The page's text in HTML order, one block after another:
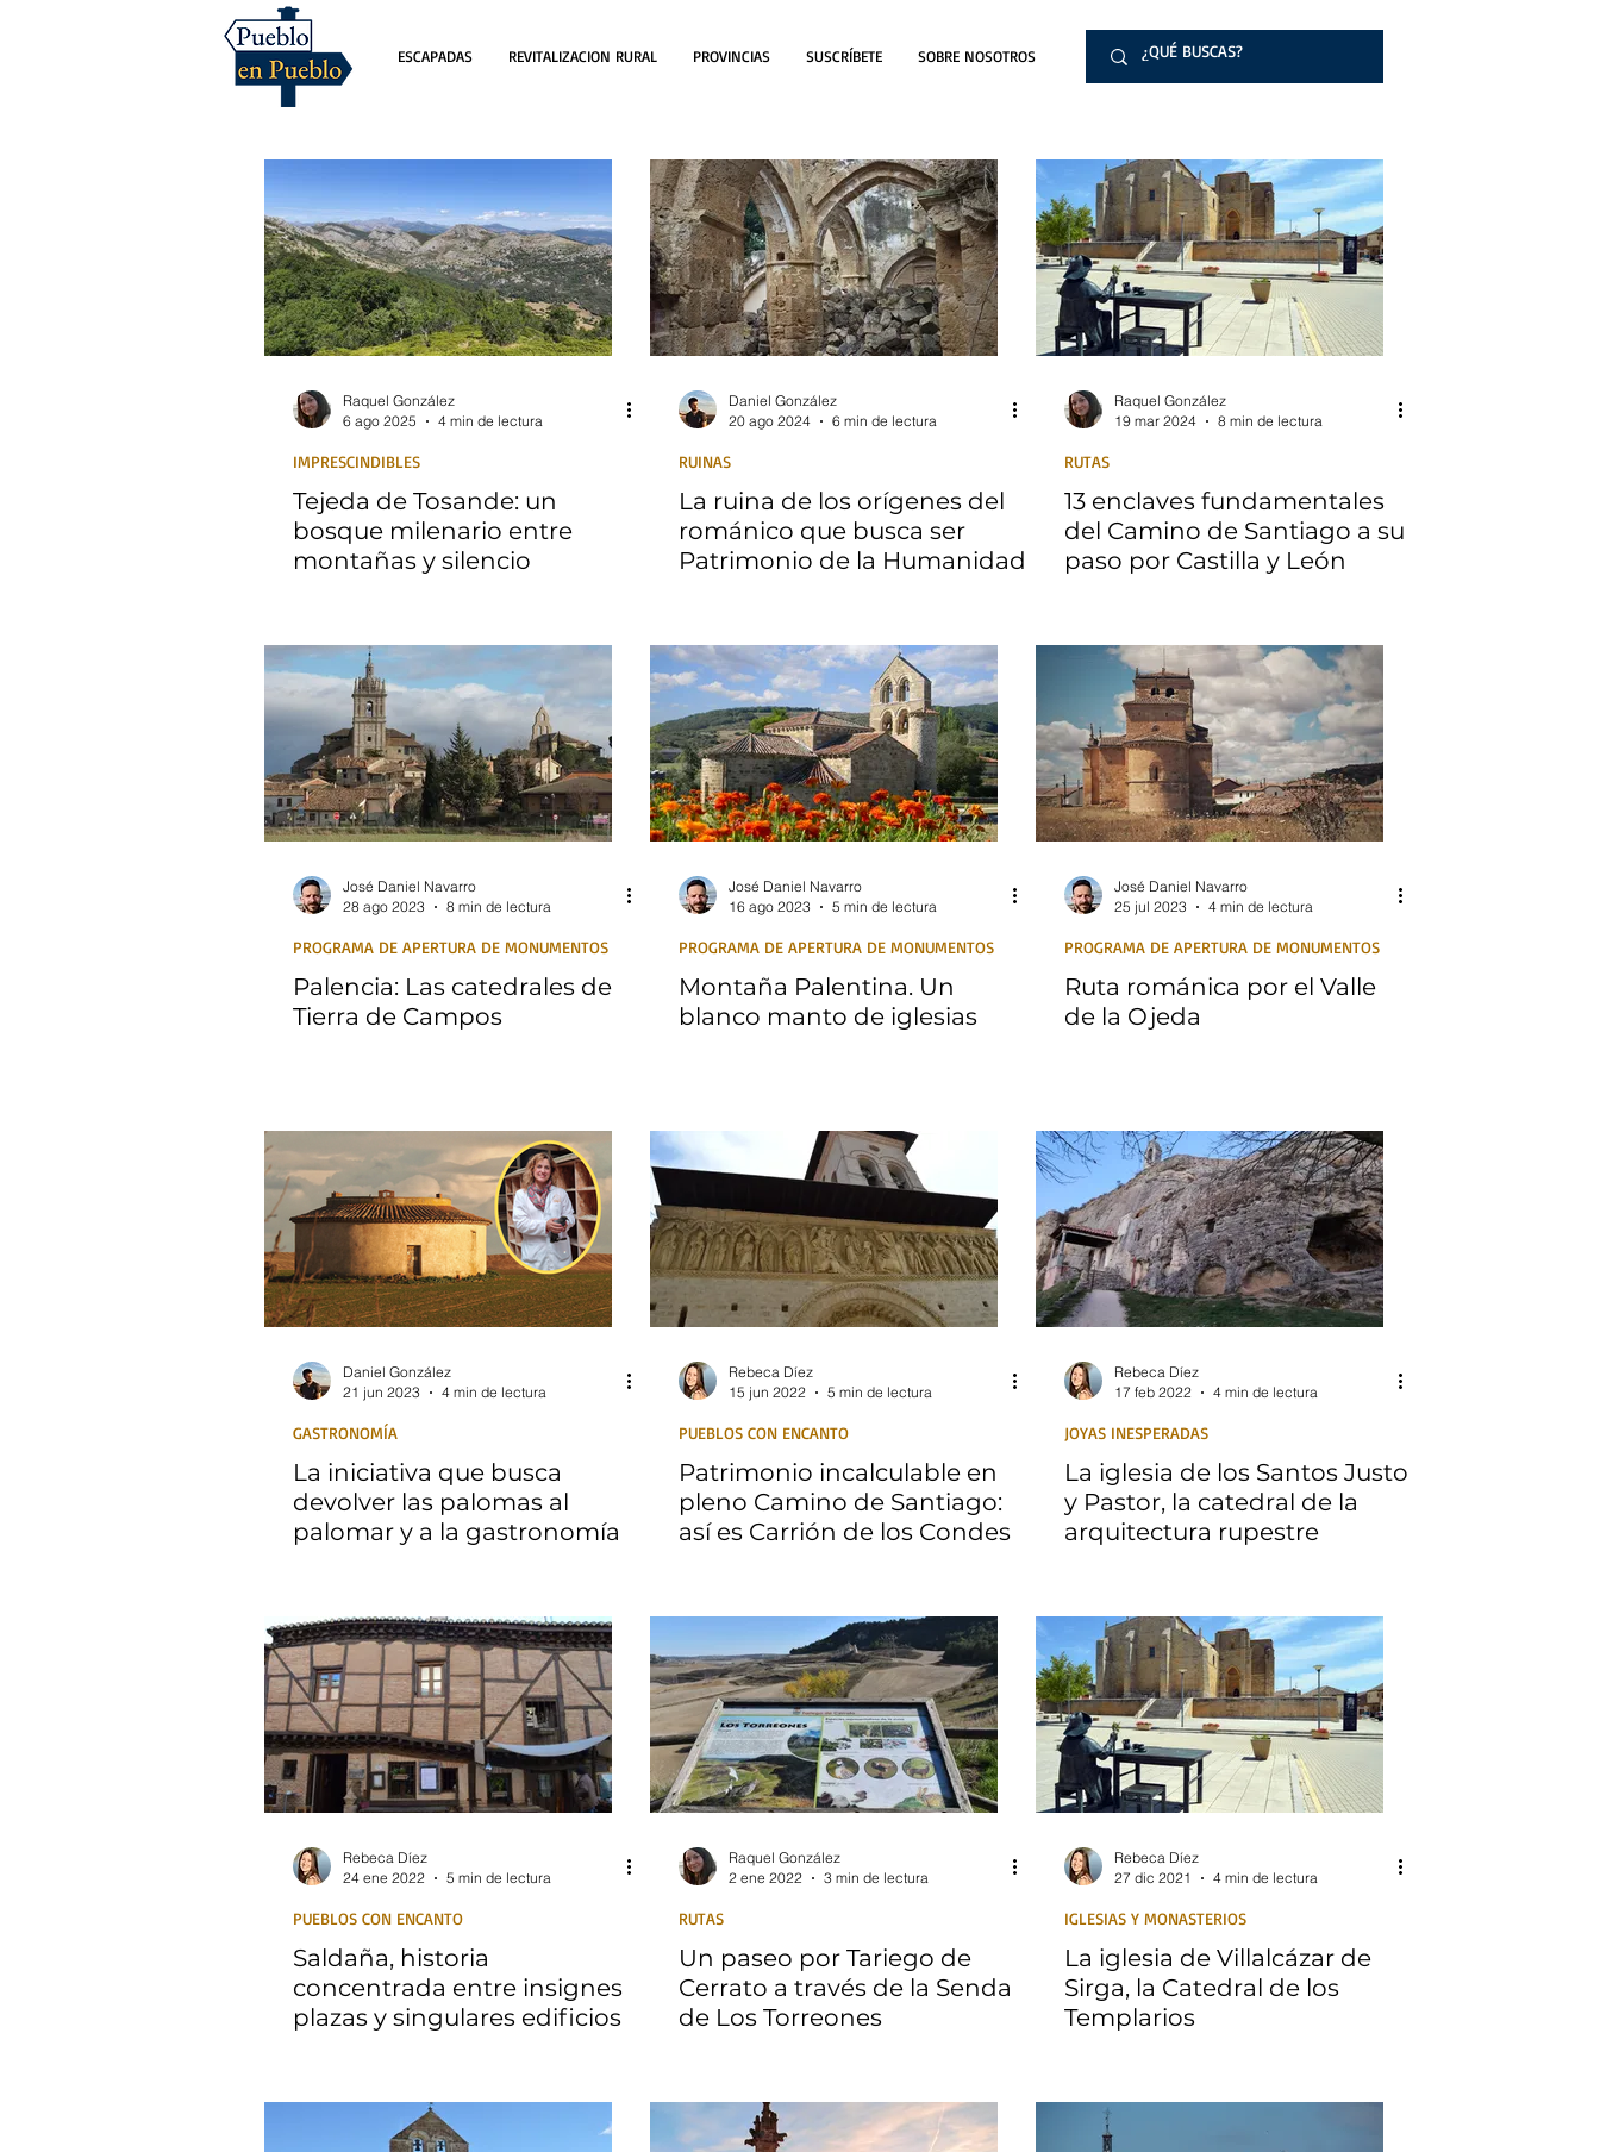
ESCAPADAS REVITALIZACION RURAL PROVINCIAS SUSCRÍBETE SOBRE NOSOTROS
Raquel González
6 ago 2025
4 min de lectura
IMPRESCINDIBLES
Tejeda de Tosande: un
bosque milenario entre
montañas y silencio
Daniel González
20 ago 2024
6 min de lectura
RUINAS
La ruina de los orígenes del
románico que busca ser
Patrimonio de la Humanidad
Raquel González
19 mar 2024
8 min de lectura
RUTAS
13 enclaves fundamentales
del Camino de Santiago a su
paso por Castilla y León
José Daniel Navarro
28 ago 2023
8 min de lectura
PROGRAMA DE APERTURA DE MONUMENTOS
Palencia: Las catedrales de
Tierra de Campos
José Daniel Navarro
16 ago 2023
5 min de lectura
PROGRAMA DE APERTURA DE MONUMENTOS
Montaña Palentina. Un
blanco manto de iglesias
José Daniel Navarro
25 jul 2023
4 min de lectura
PROGRAMA DE APERTURA DE MONUMENTOS
Ruta románica por el Valle
de la Ojeda
Daniel González
21 jun 2023
4 min de lectura
GASTRONOMÍA
La iniciativa que busca
devolver las palomas al
palomar y a la gastronomía
Rebeca Díez
15 jun 2022
5 min de lectura
PUEBLOS CON ENCANTO
Patrimonio incalculable en
pleno Camino de Santiago:
así es Carrión de los Condes
Rebeca Díez
17 feb 2022
4 min de lectura
JOYAS INESPERADAS
La iglesia de los Santos Justo
y Pastor, la catedral de la
arquitectura rupestre
Rebeca Díez
24 ene 2022
5 min de lectura
PUEBLOS CON ENCANTO
Saldaña, historia
concentrada entre insignes
plazas y singulares edificios
Raquel González
2 ene 2022
3 min de lectura
RUTAS
Un paseo por Tariego de
Cerrato a través de la Senda
de Los Torreones
Rebeca Díez
27 dic 2021
4 min de lectura
IGLESIAS Y MONASTERIOS
La iglesia de Villalcázar de
Sirga, la Catedral de los
Templarios